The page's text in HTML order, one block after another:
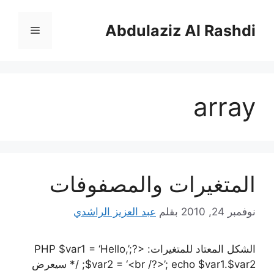
المحتوىAbdulaziz Al Rashdi القائمة
array
المتغيرات والمصفوفات
نوفمبر 24, 2010 بقلم عبد العزيز الراشدي
الشكل المعتاد للمتغيرات: <?PHP $var1 = ‘Hello,’;
$var2 = ‘<br /?>’; echo $var1.$var2; /* سيعرض